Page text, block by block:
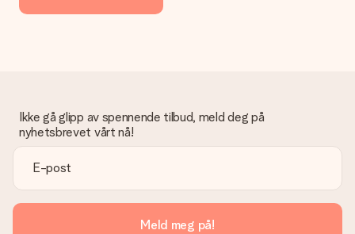
Ikke gå glipp av spennende tilbud, meld deg på
nyhetsbrevet vårt nå!
Meld meg på!